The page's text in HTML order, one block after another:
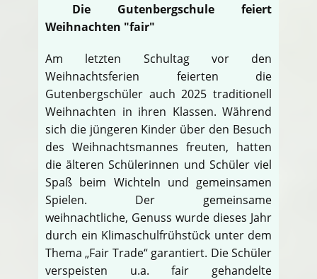
Die Gutenbergschule feiert
Weihnachten "fair"
Am letzten Schultag vor den
Weihnachtsferien feierten die
Gutenbergschüler auch 2025 traditionell
Weihnachten in ihren Klassen. Während
sich die jüngeren Kinder über den Besuch
des Weihnachtsmannes freuten, hatten
die älteren Schülerinnen und Schüler viel
Spaß beim Wichteln und gemeinsamen
Spielen. Der gemeinsame
weihnachtliche, Genuss wurde dieses Jahr
durch ein Klimaschulfrühstück unter dem
Thema „Fair Trade“ garantiert. Die Schüler
verspeisten u.a. fair gehandelte